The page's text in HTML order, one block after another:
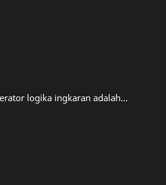
logika ingkaran adalah...